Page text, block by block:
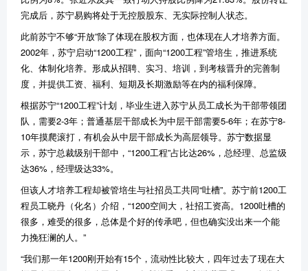
完成后，苏宁易购将处于无控股股东、无实际控制人状态。
此前苏宁不够“开放”除了体现在股权方面，也体现在人才培养方面。
2002年，苏宁启动“1200工程” ，面向“1200工程”管培生，推进系统
化、体制化培养。形成从招聘、实习、培训，到考核晋升的完善制
度，并提供工资、福利、短期及长期激励等在内的福利保障。
根据苏宁“1200工程”计划，毕业生进入苏宁从员工成长为干部带领团
队，需要2-3年；普通基层干部成长为中层干部需要5-6年；在苏宁8-
10年摸爬滚打，有机会从中层干部成长为高层领导。苏宁数据显
示，苏宁总裁级别干部中， “1200工程”占比达26% ，总经理、总监级
达36% ，经理级达33%。
但该人才培养工程却被管培生与社招员工共同“吐槽”。苏宁前1200工
程员工晓丹（化名）介绍， “1200空间大，社招工资高。 1200吐槽的
很多，难受的很多，总体是个好的传承吧，但也确实没出来一个能
力挽狂澜的人。 ”
“我们那一年1200刚开始有15个，流动性比较大，四年过去了现在大